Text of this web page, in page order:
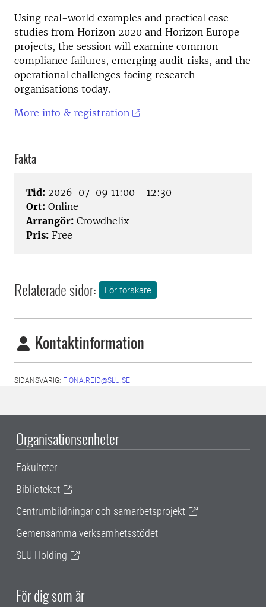
Using real-world examples and practical case
studies from Horizon 2020 and Horizon Europe
projects, the session will examine common
compliance failures, emerging audit risks, and the
operational challenges facing research
organisations today.
More info & registration
Fakta
Tid: 2026-07-09 11:00 - 12:30
Ort: Online
Arrangör: Crowdhelix
Pris: Free
Relaterade sidor: För forskare
Kontaktinformation
SIDANSVARIG: FIONA.REID@SLU.SE
Organisationsenheter
Fakulteter
Biblioteket
Centrumbildningar och samarbetsprojekt
Gemensamma verksamhetsstödet
SLU Holding
För dig som är